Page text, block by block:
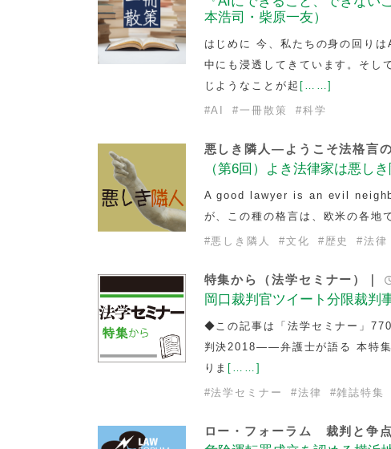
本浩司・柴原一友）
はじめに 今、私たちの身の回り
中にも浸透してきています。そし
じようなことが起 [……]
#AI # 一冊散策 #科学
悪しき隣人―ようこそ法格言
（第6回）よき法律家は悪しき
A good lawyer is an evil
が、この種の格言は、欧米の各地
#悪しき隣人 #文化 # 歴史 #法律
特集から（法学セミナー）｜
岡口裁判官ツイート分限裁判
◆この記事は「法学セミナー」
判決2018――弁護士が語る 本特集
りま [……]
#法学セミナー #法律 #雑誌特集
ロー・フォーラム 裁判と争